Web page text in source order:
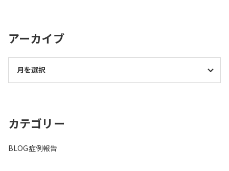
アーカイブ
カテゴリー
BLOG症例報告